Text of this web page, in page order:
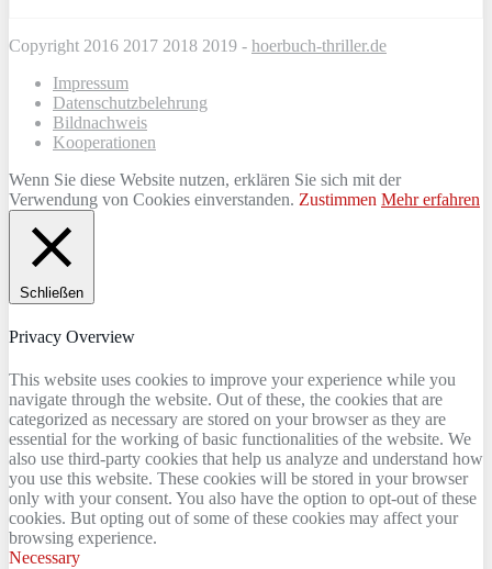
Copyright 2016 2017 2018 2019 - hoerbuch-thriller.de
Impressum
Datenschutzbelehrung
Bildnachweis
Kooperationen
Wenn Sie diese Website nutzen, erklären Sie sich mit der
Verwendung von Cookies einverstanden. Zustimmen Mehr erfahren
Schließen
Privacy Overview
This website uses cookies to improve your experience while you
navigate through the website. Out of these, the cookies that are
categorized as necessary are stored on your browser as they are
essential for the working of basic functionalities of the website. We
also use third-party cookies that help us analyze and understand how
you use this website. These cookies will be stored in your browser
only with your consent. You also have the option to opt-out of these
cookies. But opting out of some of these cookies may affect your
browsing experience.
Necessary